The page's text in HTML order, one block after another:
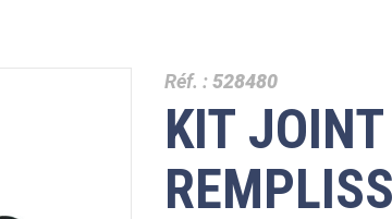
Réf. :528480
KIT